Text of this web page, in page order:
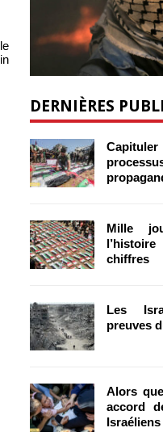
DERNIÈRES
Mille
chiffres
Les
preuves
Alors
accord